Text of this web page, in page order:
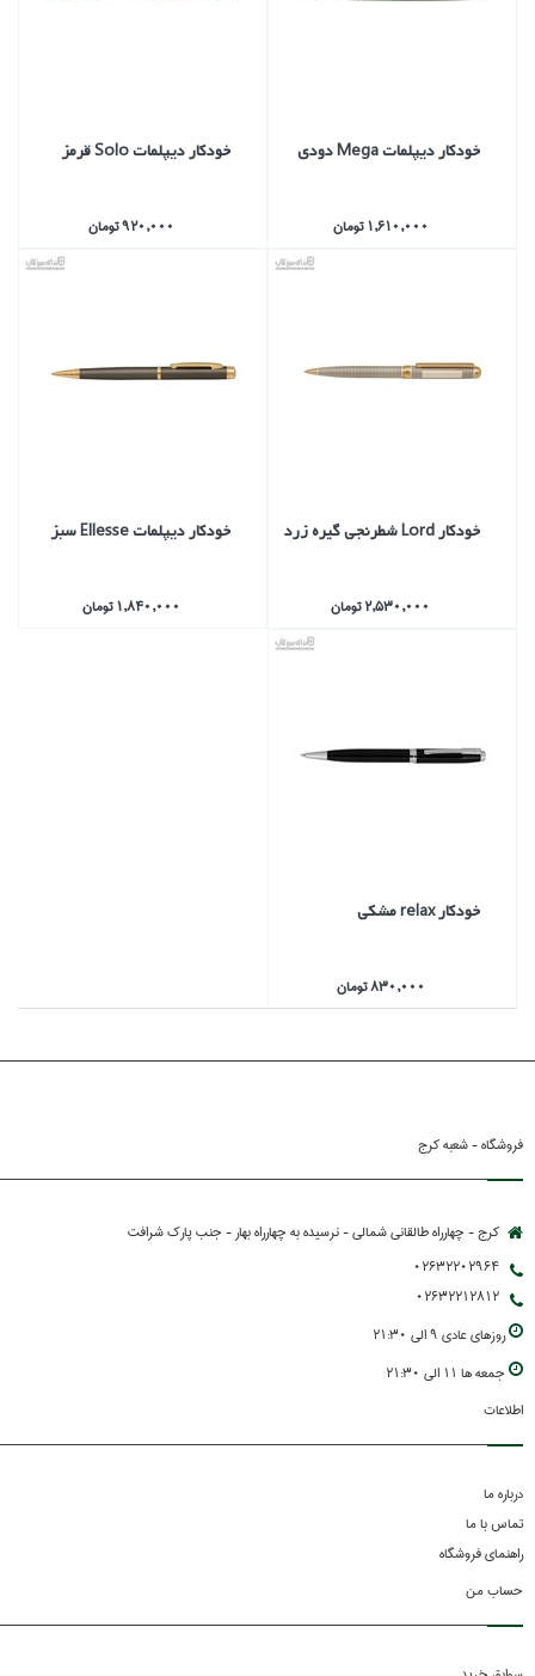
خودكار ديپلمات Mega دودي
1,610,000 تومان
خودكار ديپلمات Solo قرمز
920,000 تومان
خودكار Lord شطرنجي گيره زرد
2,530,000 تومان
خودكار ديپلمات Ellesse سبز
1,840,000 تومان
خودكار relax مشكي
830,000 تومان
فروشگاه - شعبه کرج
کرج - چهارراه طالقانی شمالی - نرسیده به چهارراه بهار - جنب پارك شرافت
02632202964
02632212812
روزهاي عادي 9 الي 21:30
جمعه ها 11 الي 21:30
اطلاعات
درباره ما
تماس با ما
راهنمای فروشگاه
حساب من